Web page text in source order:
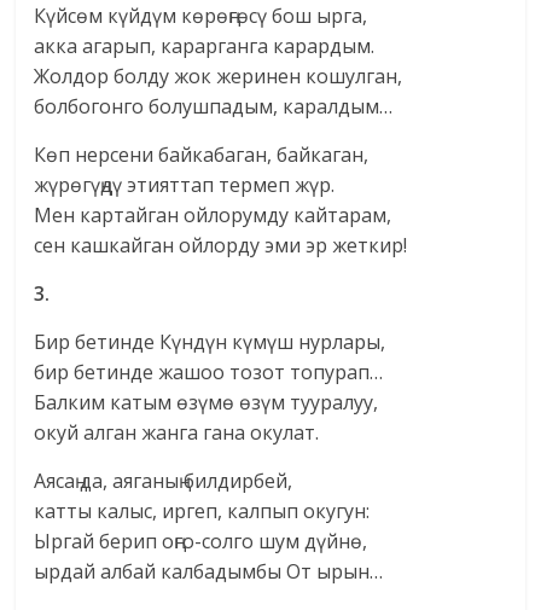
Күйсөм күйдүм көрөңгөсү бош ырга,
акка агарып, карарганга карардым.
Жолдор болду жок жеринен кошулган,
болбогонго болушпадым, каралдым…
Көп нерсени байкабаган, байкаган,
жүрөгүңдү этияттап термеп жүр.
Мен картайган ойлорумду кайтарам,
сен кашкайган ойлорду эми эр жеткир!
3.
Бир бетинде Күндүн күмүш нурлары,
бир бетинде жашоо тозот топурап…
Балким катым өзүмө өзүм тууралуу,
окуй алган жанга гана окулат.
Аясаң да, аяганың билдирбей,
катты калыс, иргеп, калпып окугун:
Ыргай берип оңго-солго шум дүйнө,
ырдай албай калбадымбы От ырын…